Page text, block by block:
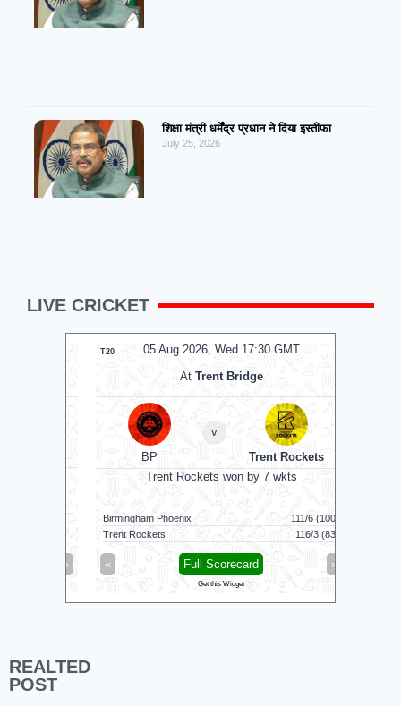
शिक्षा मंत्री धर्मेंद्र प्रधान ने दिया इस्तीफा
July 25, 2026
LIVE CRICKET
05 Aug 2026, Wed 17:30 GMT
Trent Bridge
Trent Rockets
Trent Rockets won by 7 wkts
Birmingham Phoenix
111/6 (100)
Trent Rockets
116/3 (83)
Full Scorecard
Get this Widget
REALTED
POST